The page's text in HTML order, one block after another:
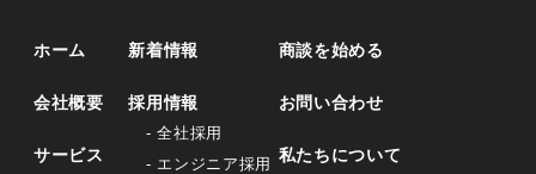
ホーム
会社概要
サービス
新着情報
採用情報
- 全社採用
- エンジニア採用
商談を始める
お問い合わせ
私たちについて